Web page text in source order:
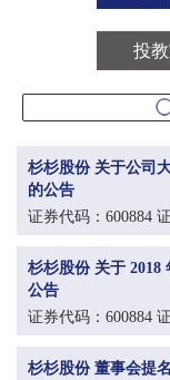
投
杉杉股份 关于公司
的公告
证券代码：600884
杉杉股份 关于 2018
公告
证券代码：600884
杉杉股份 董事会提